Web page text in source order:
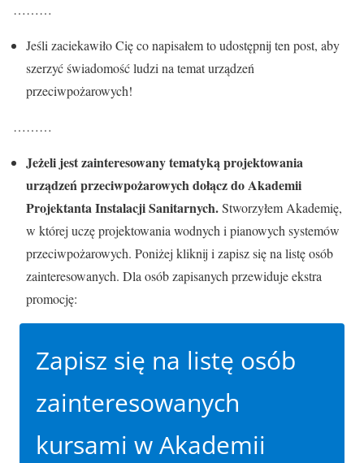
………
Jeśli zaciekawiło Cię co napisałem to udostępnij ten post, aby
szerzyć świadomość ludzi na temat urządzeń
przeciwpożarowych!
………
Jeżeli jest zainteresowany tematyką projektowania
urządzeń przeciwpożarowych dołącz do Akademii
Projektanta Instalacji Sanitarnych.Stworzyłem Akademię,
w której uczę projektowania wodnych i pianowych systemów
przeciwpożarowych. Poniżej kliknij i zapisz się na listę osób
zainteresowanych. Dla osób zapisanych przewiduje ekstra
promocję:
Zapisz się na listę osób
zainteresowanych
kursami w Akademii